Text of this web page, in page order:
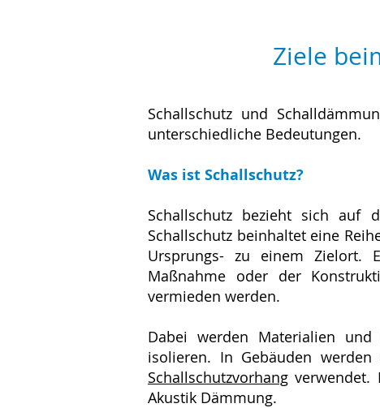
Ziele
Schallschutz und
unterschiedliche Bedeutungen.
Was ist Schallschutz?
Schallschutz bezieht sich auf
Schallschutz beinhaltet eine
Ursprungs- zu einem Zielort.
Maßnahme oder der
vermieden werden.
Dabei werden Materialien
isolieren. In Gebäuden
Schallschutzvorhang verwendet.
Akustik Dämmung.